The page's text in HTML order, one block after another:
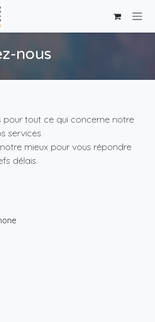
nous
pour tout ce qui concerne notre
services.
mieux pour vous répondre
délais.